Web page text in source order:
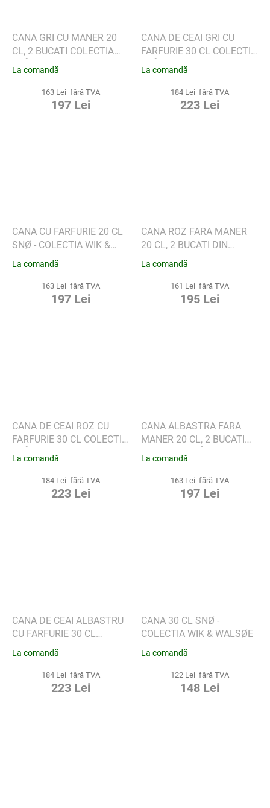
CANA GRI CU MANER 20
CL, 2 BUCATI COLECTIA
SLÅPEBLOM - WIK &
La comandă
163 Lei fără TVA
197 Lei
CANA DE CEAI GRI CU
FARFURIE 30 CL COLECTIA
SLÅPEBLOM - WIK &
La comandă
184 Lei fără TVA
223 Lei
CANA CU FARFURIE 20 CL
SNØ - COLECTIA WIK &
WALSØE
La comandă
163 Lei fără TVA
197 Lei
CANA ROZ FARA MANER
20 CL, 2 BUCATI DIN
COLECTIA SLÅPEBLOM -
La comandă
161 Lei fără TVA
195 Lei
CANA DE CEAI ROZ CU
FARFURIE 30 CL COLECTIA
SLÅPEBLOM - WIK &
La comandă
184 Lei fără TVA
223 Lei
CANA ALBASTRA FARA
MANER 20 CL, 2 BUCATI
COLECTIA SLÅPEBLOM -
La comandă
163 Lei fără TVA
197 Lei
CANA DE CEAI ALBASTRU
CU FARFURIE 30 CL
COLECTIA SLÅPEBLOM -
La comandă
184 Lei fără TVA
223 Lei
CANA 30 CL SNØ -
COLECTIA WIK & WALSØE
La comandă
122 Lei fără TVA
148 Lei